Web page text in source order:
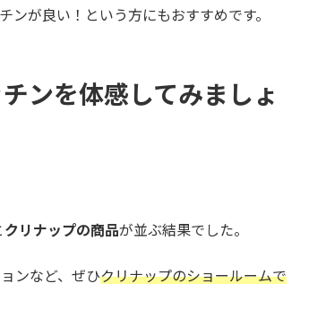
が良い！という方にもおすすめです。
ンを体感してみましょ
クリナップの商品が並ぶ結果でした。
ンなど、ぜひクリナップのショールームで